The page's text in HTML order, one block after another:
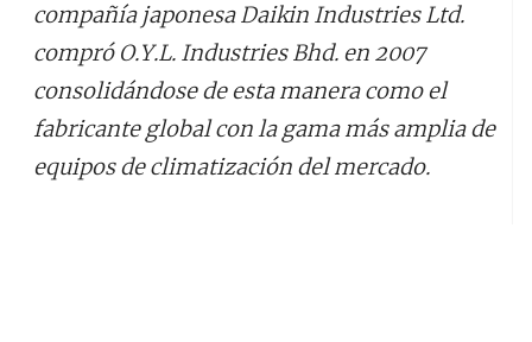
compañía japonesa Daikin Industries Ltd.
compró O.Y.L. Industries Bhd. en 2007
consolidándose de esta manera como el
fabricante global con la gama más amplia de
equipos de climatización del mercado.